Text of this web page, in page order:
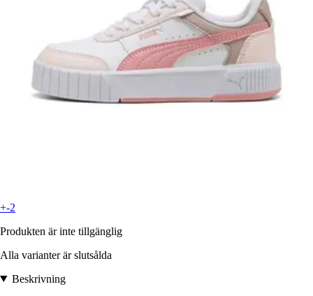
+-2
Produkten är inte tillgänglig
Alla varianter är slutsålda
Beskrivning